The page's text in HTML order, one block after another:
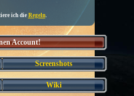
ich die Regeln.
Account!
Screenshots
Wiki